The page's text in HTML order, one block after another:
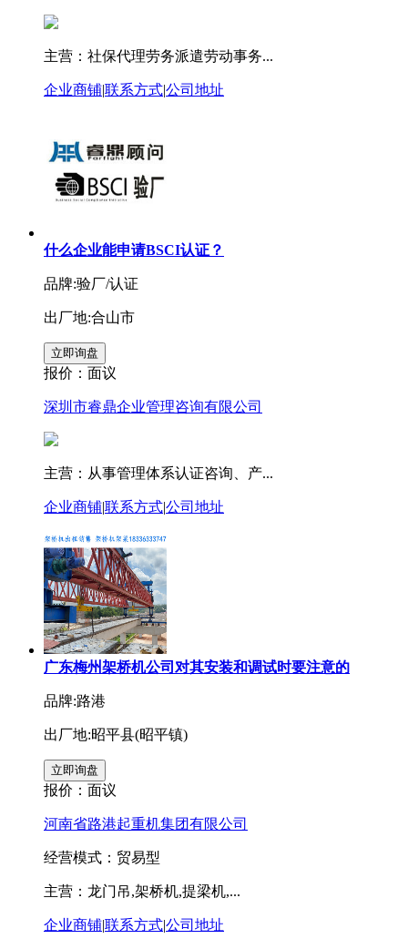
主营：社保代理劳务派遣劳动事务...
企业商铺|联系方式|公司地址
什么企业能申请BSCI认证？
品牌:验厂/认证
出厂地:合山市
报价： 面议
深圳市睿鼎企业管理咨询有限公司
主营：从事管理体系认证咨询、产...
企业商铺|联系方式|公司地址
广东梅州架桥机公司对其安装和调试时要注意的
品牌:路港
出厂地:昭平县(昭平镇)
报价： 面议
河南省路港起重机集团有限公司
经营模式：贸易型
主营：龙门吊,架桥机,提梁机,...
企业商铺|联系方式|公司地址